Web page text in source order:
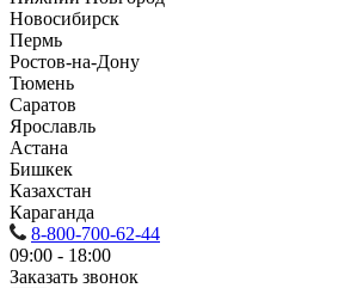
Новосибирск
Пермь
Ростов-на-Дону
Тюмень
Саратов
Ярославль
Астана
Бишкек
Казахстан
Караганда
8-800-700-62-44
09:00 - 18:00
Заказать звонок